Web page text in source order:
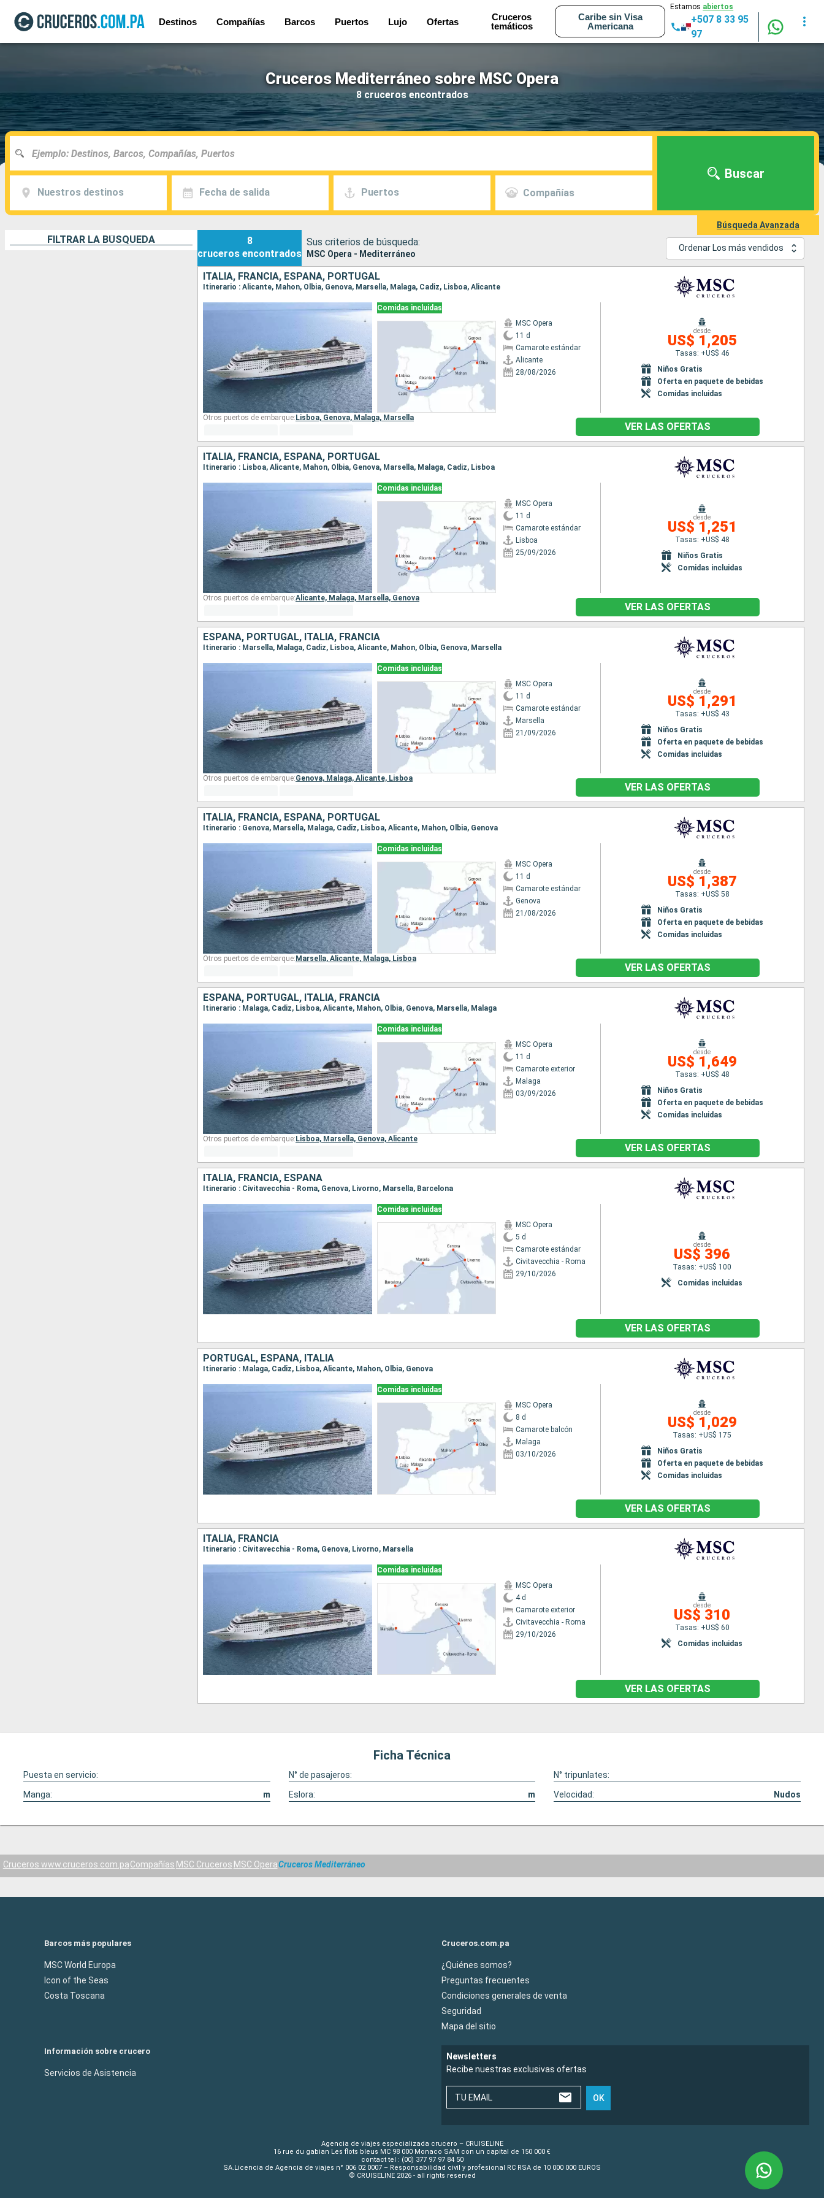
Destinos Compañías Barcos Puertos Lujo Ofertas
Cruceros
temáticos
Caribe sin Visa
Americana
Estamos abiertos
+507 8 33 95
97
Cruceros Mediterráneo sobre MSC Opera
8 cruceros encontrados
Nuestros destinos Fecha de salida Puertos Compañías
Buscar
Búsqueda Avanzada
FILTRAR LA BÚSQUEDA
8
cruceros encontrados
Sus criterios de búsqueda:
MSC Opera - Mediterráneo
Ordenar Los más vendidos
ITALIA, FRANCIA, ESPAÑA, PORTUGAL
Itinerario : Alicante, Mahon, Olbia, Genova, Marsella, Malaga, Cadiz, Lisboa, Alicante
Comidas incluidas
MSC Opera
11 d
Camarote estándar
Alicante
28/08/2026
desde
US$ 1,205
Tasas: +US$ 46
Niños Gratis
Oferta en paquete de bebidas
Comidas incluidas
Otros puertos de embarque: Lisboa, Genova, Malaga, Marsella
VER LAS OFERTAS
ITALIA, FRANCIA, ESPAÑA, PORTUGAL
Itinerario : Lisboa, Alicante, Mahon, Olbia, Genova, Marsella, Malaga, Cadiz, Lisboa
Comidas incluidas
MSC Opera
11 d
Camarote estándar
Lisboa
25/09/2026
desde
US$ 1,251
Tasas: +US$ 48
Niños Gratis
Comidas incluidas
Otros puertos de embarque:Alicante, Malaga, Marsella, Genova
VER LAS OFERTAS
ESPAÑA, PORTUGAL, ITALIA, FRANCIA
Itinerario : Marsella, Malaga, Cadiz, Lisboa, Alicante, Mahon, Olbia, Genova, Marsella
Comidas incluidas
MSC Opera
11 d
Camarote estándar
Marsella
21/09/2026
desde
US$ 1,291
Tasas: +US$ 43
Niños Gratis
Oferta en paquete de bebidas
Comidas incluidas
Otros puertos de embarque:Genova, Malaga, Alicante, Lisboa
VER LAS OFERTAS
ITALIA, FRANCIA, ESPAÑA, PORTUGAL
Itinerario : Genova, Marsella, Malaga, Cadiz, Lisboa, Alicante, Mahon, Olbia, Genova
Comidas incluidas
MSC Opera
11 d
Camarote estándar
Genova
21/08/2026
desde
US$ 1,387
Tasas: +US$ 58
Niños Gratis
Oferta en paquete de bebidas
Comidas incluidas
Otros puertos de embarque: Marsella, Alicante, Malaga, Lisboa
VER LAS OFERTAS
ESPAÑA, PORTUGAL, ITALIA, FRANCIA
Itinerario : Malaga, Cadiz, Lisboa, Alicante, Mahon, Olbia, Genova, Marsella, Malaga
Comidas incluidas
MSC Opera
11 d
Camarote exterior
Malaga
03/09/2026
desde
US$ 1,649
Tasas: +US$ 48
Niños Gratis
Oferta en paquete de bebidas
Comidas incluidas
Otros puertos de embarque: Lisboa, Marsella, Genova, Alicante
VER LAS OFERTAS
ITALIA, FRANCIA, ESPAÑA
Itinerario : Civitavecchia - Roma, Genova, Livorno, Marsella, Barcelona
Comidas incluidas
MSC Opera
5 d
Camarote estándar
Civitavecchia - Roma
29/10/2026
desde
US$ 396
Tasas: +US$ 100
Comidas incluidas
VER LAS OFERTAS
PORTUGAL, ESPAÑA, ITALIA
Itinerario : Malaga, Cadiz, Lisboa, Alicante, Mahon, Olbia, Genova
Comidas incluidas
MSC Opera
8 d
Camarote balcón
Malaga
03/10/2026
desde
US$ 1,029
Tasas: +US$ 175
Niños Gratis
Oferta en paquete de bebidas
Comidas incluidas
VER LAS OFERTAS
ITALIA, FRANCIA
Itinerario : Civitavecchia - Roma, Genova, Livorno, Marsella
Comidas incluidas
MSC Opera
4 d
Camarote exterior
Civitavecchia - Roma
29/10/2026
desde
US$ 310
Tasas: +US$ 60
Comidas incluidas
VER LAS OFERTAS
Ficha Técnica
Puesta en servicio: N° de pasajeros:
N° tripunlates:
Manga:
m Eslora: m Velocidad: Nudos
Cruceros www.cruceros.com.paCompañías MSC Cruceros MSC OperaCruceros Mediterráneo
Barcos más populares
MSC World Europa
Icon of the Seas
Costa Toscana
Cruceros.com.pa
¿Quiénes somos?
Preguntas frecuentes
Condiciones generales de venta
Seguridad
Mapa del sitio
Información sobre crucero
Servicios de Asistencia
Newsletters
Recibe nuestras exclusivas ofertas
TU EMAIL OK
Agencia de viajes especializada crucero – CRUISELINE
16 rue du gabian Les flots bleus MC 98 000 Monaco SAM con un capital de 150 000 €
contact tel : (00) 377 97 97 84 50
SA.Licencia de Agencia de viajes n° 006 02 0007 – Responsabilidad civil y profesional RC RSA de 10 000 000 EUROS
© CRUISELINE 2026 - all rights reserved